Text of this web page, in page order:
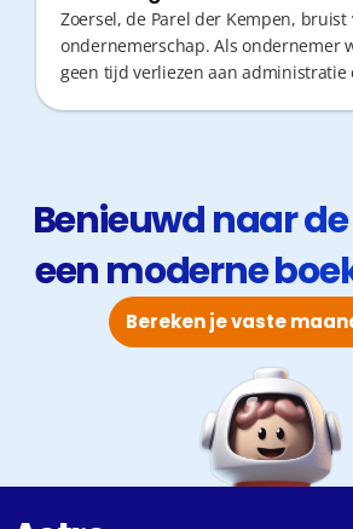
Zoersel, de Parel der Kempen, bruist
ondernemerschap. Als ondernemer
geen tijd verliezen aan administratie
Benieuwd naar
een moderne
Bereken je vaste